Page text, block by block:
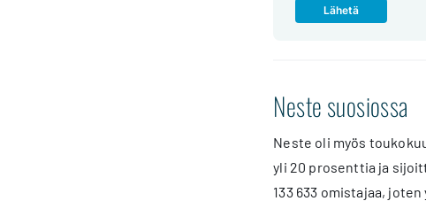
Neste suosiossa
Neste oli myös
yli 20 prosenttia ja
133 633 omistajaa,